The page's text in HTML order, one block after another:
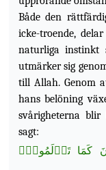
Både den
icke-troende,
naturliga instinkt
utmärker sig
till Allah. Genom
hans belöning
svårigheterna
sagt:
كَمَا تَأۡلَمُونَۖ